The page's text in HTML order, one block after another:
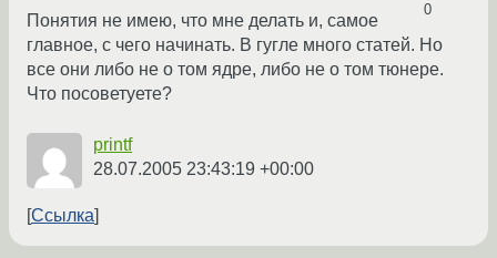
0
Понятия не имею, что мне делать и, самое
главное, с чего начинать. В гугле много статей. Но
все они либо не о том ядре, либо не о том тюнере.
Что посоветуете?
printf
28.07.2005 23:43:19 +00:00
Ссылка